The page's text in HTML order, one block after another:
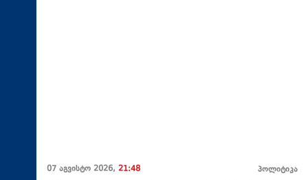
07 აგვისტო 2026, 21:48 პოლიტიკა